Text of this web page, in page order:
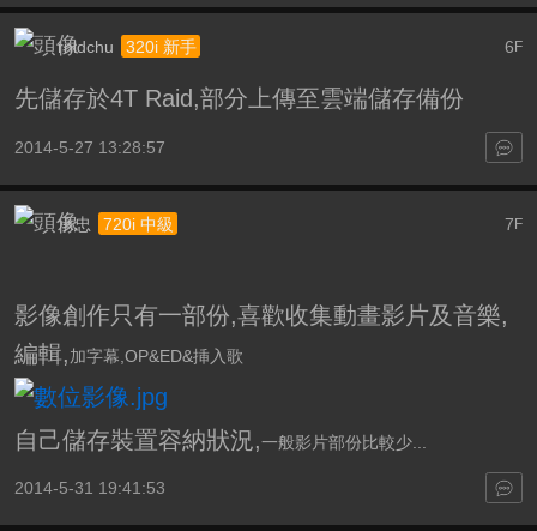
6F
rnldchu 320i 新手
先儲存於4T Raid,部分上傳至雲端儲存備份
2014-5-27 13:28:57
7F
承忠 720i 中級
影像創作只有一部份,喜歡收集動畫影片及音樂,
編輯,加字幕, OP&ED&挿入歌
自己儲存裝置容納狀況,一般影片部份比較少...
2014-5-31 19:41:53